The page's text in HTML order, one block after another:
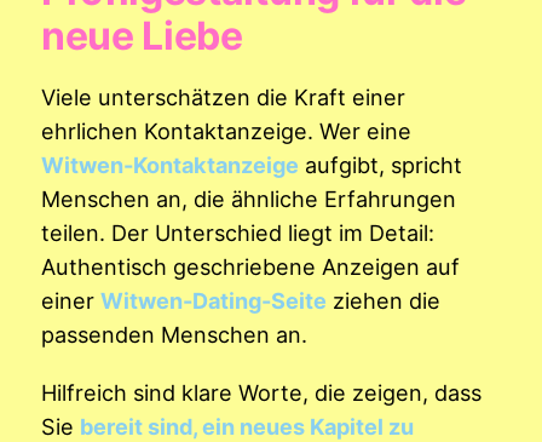
neue Liebe
Viele unterschätzen die Kraft einer
ehrlichen Kontaktanzeige. Wer eine
Witwen-Kontaktanzeige aufgibt, spricht
Menschen an, die ähnliche Erfahrungen
teilen. Der Unterschied liegt im Detail:
Authentisch geschriebene Anzeigen auf
einer Witwen-Dating-Seite ziehen die
passenden Menschen an.
Hilfreich sind klare Worte, die zeigen, dass
Sie bereit sind, ein neues Kapitel zu